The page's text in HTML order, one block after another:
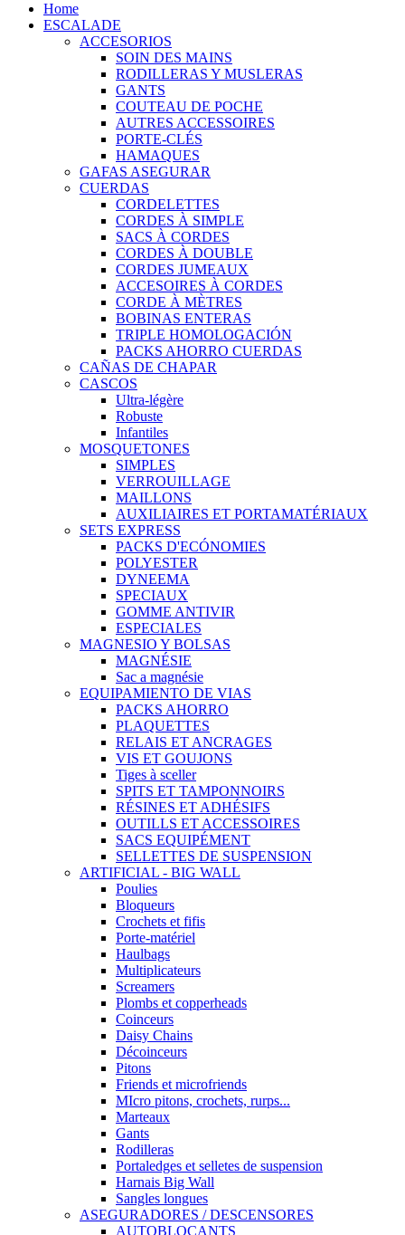
Home
ESCALADE
ACCESORIOS
SOIN DES MAINS
RODILLERAS Y MUSLERAS
GANTS
COUTEAU DE POCHE
AUTRES ACCESSOIRES
PORTE-CLÉS
HAMAQUES
GAFAS ASEGURAR
CUERDAS
CORDELETTES
CORDES À SIMPLE
SACS À CORDES
CORDES À DOUBLE
CORDES JUMEAUX
ACCESOIRES À CORDES
CORDE À MÈTRES
BOBINAS ENTERAS
TRIPLE HOMOLOGACIÓN
PACKS AHORRO CUERDAS
CAÑAS DE CHAPAR
CASCOS
Ultra-légère
Robuste
Infantiles
MOSQUETONES
SIMPLES
VERROUILLAGE
MAILLONS
AUXILIAIRES ET PORTAMATÉRIAUX
SETS EXPRESS
PACKS D'ECÓNOMIES
POLYESTER
DYNEEMA
SPECIAUX
GOMME ANTIVIR
ESPECIALES
MAGNESIO Y BOLSAS
MAGNÉSIE
Sac a magnésie
EQUIPAMIENTO DE VIAS
PACKS AHORRO
PLAQUETTES
RELAIS ET ANCRAGES
VIS ET GOUJONS
Tiges à sceller
SPITS ET TAMPONNOIRS
RÉSINES ET ADHÉSIFS
OUTILLS ET ACCESSOIRES
SACS EQUIPÉMENT
SELLETTES DE SUSPENSION
ARTIFICIAL - BIG WALL
Poulies
Bloqueurs
Crochets et fifis
Porte-matériel
Haulbags
Multiplicateurs
Screamers
Plombs et copperheads
Coinceurs
Daisy Chains
Décoinceurs
Pitons
Friends et microfriends
MIcro pitons, crochets, rurps...
Marteaux
Gants
Rodilleras
Portaledges et selletes de suspension
Harnais Big Wall
Sangles longues
ASEGURADORES / DESCENSORES
AUTOBLOCANTS